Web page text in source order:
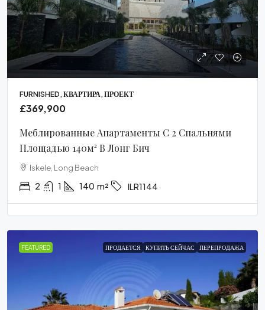
FURNISHED, КВАРТИРА, ПРОЕКТ
£369,900
Меблированные Апартаменты С 2 Спальнями
Площадью 140м² В Лонг Бич
Iskele, Long Beach
2 1 140 m² ILR1144
FEATURED ПРОДАЕТСЯ КУПИТЬ СЕЙЧАС ПЕРЕПРОДАЖА